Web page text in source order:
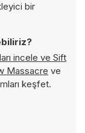
bir
incele ve Sift
Massacre ve
keşfet.